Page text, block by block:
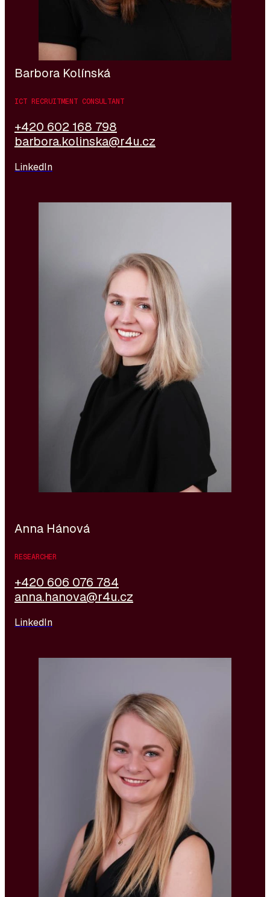
Barbora Kolínská
ICT RECRUITMENT CONSULTANT
+420 602 168 798
barbora.kolinska@r4u.cz
LinkedIn
an der Suche und Ansprache von Kandidaten für
technische und Management-Positionen beteiligt ist.
Ihr größter Vorteil ist die Kombination aus technischer
und humanistischer Ausbildung. Ihr vorangegangenes
Studium des Bauingenieurwesens an der ČVUT
verschaffte ihr ein tiefes Verständnis für das
Engineering-Umfeld, während ihr Bachelor-Abschluss
in Psychologie und Management-Soziologie ihr eine
solide Basis im Personalwesen gab. Dieses Profil
entwickelt sie derzeit durch ein Psychologiestudium
an der Palacký-Universität in Olomouc weiter. Sie
geht ihre Arbeit mit Begeisterung, Sorgfalt und dem
Wunsch an, ständig Neues zu lernen.
Anna Hánová
RESEARCHER
+420 606 076 784
anna.hanova@r4u.cz
LinkedIn
Technischen Universität in Prag im Bereich
Innovationsprojektmanagement gemacht. Seit 2017
arbeitet sie in den Bereichen Headhunting,
Outsourcing, Recruitment und Management
Consulting, wobei sie sich zunächst auf Engineering,
Automotive und Logistik konzentrierte, bevor sie die
Welt der IT entdeckte. Sie verfügt über Erfahrung
sowohl im externen Contracting als auch in der
internen Personalbeschaffung. Dieser Bereich lässt
sie seit 2020 nicht mehr los, und heute konzentriert
sie sich auf die Suche nach IT-Spezialisten für
Entwicklungs-, TelCo- und Finanzunternehmen.